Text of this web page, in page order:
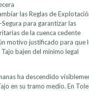
las Reglas de
para garantizar las
de la cuenca cedente
motivo justificado para que
bajen del mínimo legal
ha descendido
en su tramo medio. En